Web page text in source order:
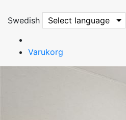
Swedish Select language
Varukorg